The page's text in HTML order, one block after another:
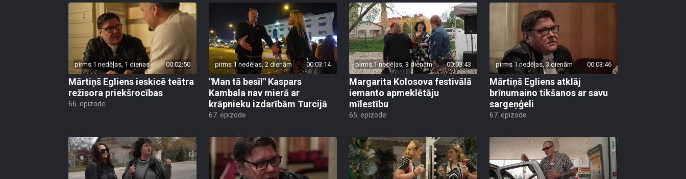
pirms 1 nedēļas, 1 dienas 00:02:50
Mārtiņš Egliens ieskicē teātra
režisora priekšrocības
66. epizode
pirms 1 nedēļas, 2 dienām 00:03:14
"Man tā besī!" Kaspars
Kambala nav mierā ar
krāpnieku izdarībām Turcijā
67. epizode
pirms 1 nedēļas, 3 dienām 00:03:43
Margarita Kolosova festivālā
iemanto apmeklētāju
mīlestību
65. epizode
pirms 1 nedēļas, 3 dienām 00:03:46
Mārtiņš Egliens atklāj
brīnumaino tikšanos ar savu
sargeņģeli
67. epizode